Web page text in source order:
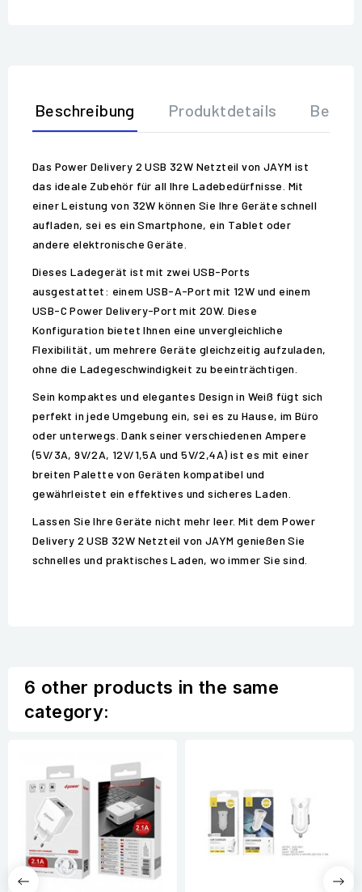
Beschreibung Produktdetails
Das Power Delivery 2 USB 32W Netzteil von JAYM ist
das ideale Zubehör für all Ihre Ladebedürfnisse. Mit
einer Leistung von 32W können Sie Ihre Geräte schnell
aufladen, sei es ein Smartphone, ein Tablet oder
andere elektronische Geräte.
Dieses Ladegerät ist mit zwei USB-Ports
ausgestattet: einem USB-A-Port mit 12W und einem
USB-C Power Delivery-Port mit 20W. Diese
Konfiguration bietet Ihnen eine unvergleichliche
Flexibilität, um mehrere Geräte gleichzeitig aufzuladen,
ohne die Ladegeschwindigkeit zu beeinträchtigen.
Sein kompaktes und elegantes Design in Weiß fügt sich
perfekt in jede Umgebung ein, sei es zu Hause, im Büro
oder unterwegs. Dank seiner verschiedenen Ampere
(5V/3A, 9V/2A, 12V/1,5A und 5V/2,4A) ist es mit einer
breiten Palette von Geräten kompatibel und
gewährleistet ein effektives und sicheres Laden.
Lassen Sie Ihre Geräte nicht mehr leer. Mit dem Power
Delivery 2 USB 32W Netzteil von JAYM genießen Sie
schnelles und praktisches Laden, wo immer Sie sind.
6 other products in the same
category: